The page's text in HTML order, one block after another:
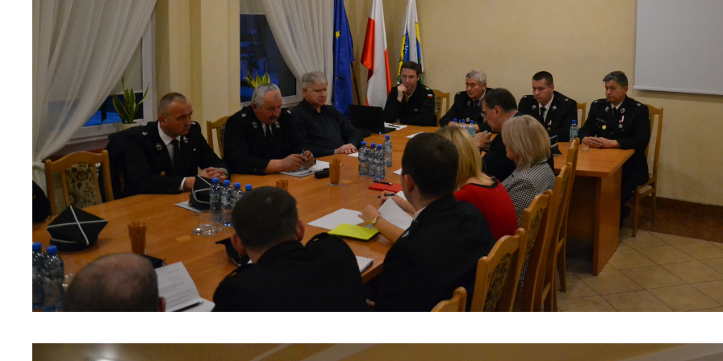
Ustawienia
Szanujemy Twoją prywatność. Możesz zmienić ustawienia cookies lub zaakceptować je
wszystkie. W dowolnym momencie możesz dokonać zmiany swoich ustawień.
Niezbędne
Pliki cookies odpowiadają na podejmowane przez Ciebie działania w celu m.in.
Więcej